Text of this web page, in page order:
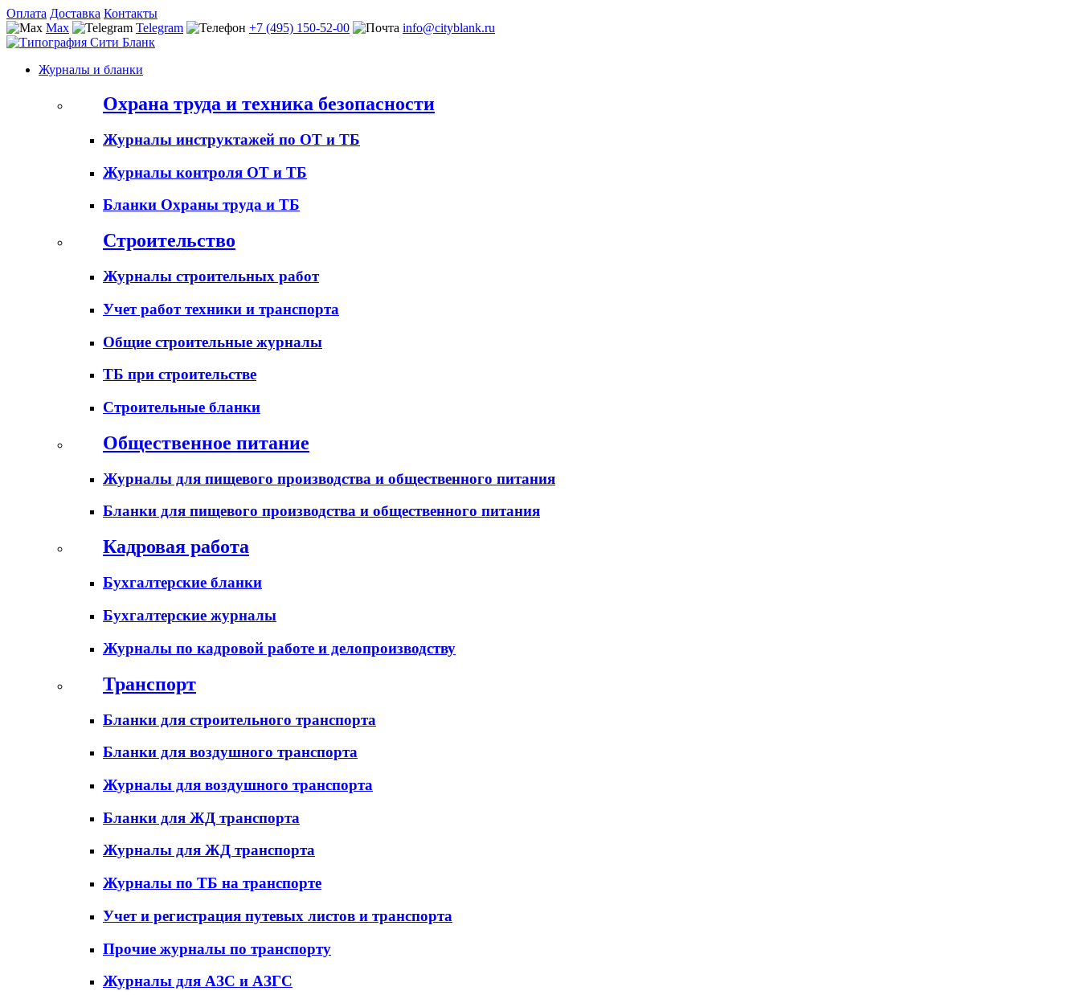
Оплата Доставка Контакты
Max
Telegram +7 (495) 150-52-00 info@cityblank.ru
Журналы и бланки
Охрана труда и техника безопасности
Журналы инструктажей по ОТ и ТБ
Журналы контроля ОТ и ТБ
Бланки Охраны труда и ТБ
Строительство
Журналы строительных работ
Учет работ техники и транспорта
Общие строительные журналы
ТБ при строительстве
Строительные бланки
Общественное питание
Журналы для пищевого производства и общественного питания
Бланки для пищевого производства и общественного питания
Кадровая работа
Бухгалтерские бланки
Бухгалтерские журналы
Журналы по кадровой работе и делопроизводству
Транспорт
Бланки для строительного транспорта
Бланки для воздушного транспорта
Журналы для воздушного транспорта
Бланки для ЖД транспорта
Журналы для ЖД транспорта
Журналы по ТБ на транспорте
Учет и регистрация путевых листов и транспорта
Прочие журналы по транспорту
Журналы для АЗС и АЗГС